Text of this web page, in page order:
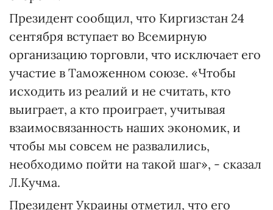
Президент сообщил, что Киргизстан 24
сентября вступает во Всемирную
организацию торговли, что исключает его
участие в Таможенном союзе. «Чтобы
исходить из реалий и не считать, кто
выиграет, а кто проиграет, учитывая
взаимосвязанность наших экономик, и
чтобы мы совсем не развалились,
необходимо пойти на такой шаг», - сказал
Л.Кучма.
Президент Украины отметил, что его